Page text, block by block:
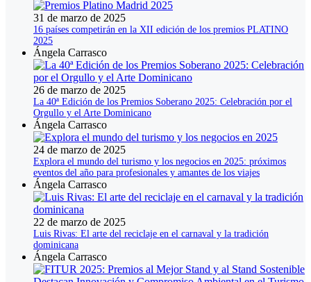
31 de marzo de 2025
16 países competirán en la XII edición de los premios PLATINO
2025
Ángela Carrasco
26 de marzo de 2025
La 40ª Edición de los Premios Soberano 2025: Celebración por el
Orgullo y el Arte Dominicano
Ángela Carrasco
24 de marzo de 2025
Explora el mundo del turismo y los negocios en 2025: próximos
eventos del año para profesionales y amantes de los viajes
Ángela Carrasco
22 de marzo de 2025
Luis Rivas: El arte del reciclaje en el carnaval y la tradición
dominicana
Ángela Carrasco